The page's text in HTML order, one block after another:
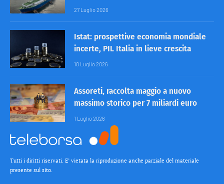
27 Luglio 2026
Istat: prospettive economia mondiale
incerte, PIL Italia in lieve crescita
10 Luglio 2026
Assoreti, raccolta maggio a nuovo
massimo storico per 7 miliardi euro
1 Luglio 2026
Tutti i diritti riservati. E’ vietata la riproduzione anche parziale del materiale
presente sul sito.